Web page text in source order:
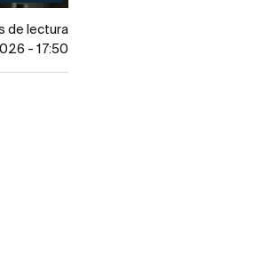
de lectura
- 17:50